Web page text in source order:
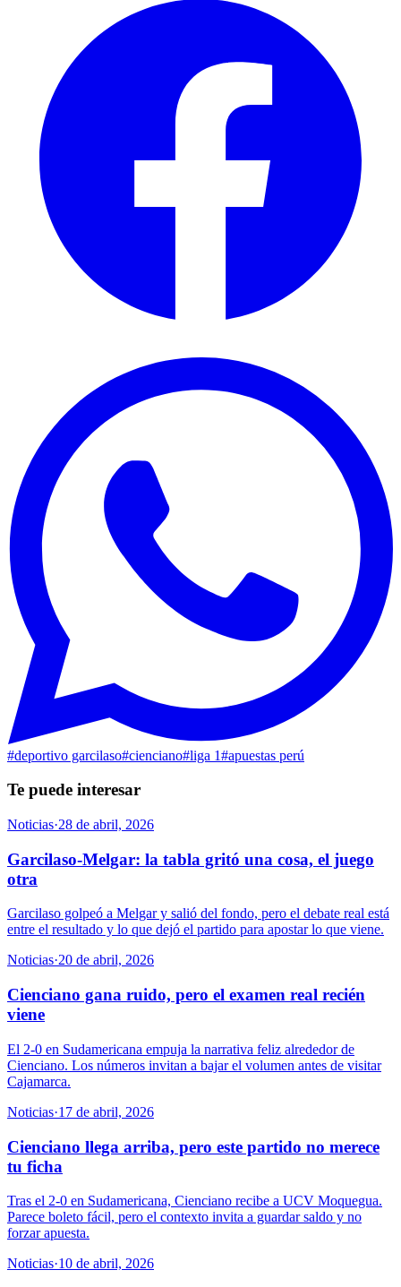
#deportivo garcilaso#cienciano#liga 1#apuestas perú
Te puede interesar
Noticias·28 de abril, 2026
Garcilaso-Melgar: la tabla gritó una cosa, el juego
otra
Garcilaso golpeó a Melgar y salió del fondo, pero el debate real está
entre el resultado y lo que dejó el partido para apostar lo que viene.
Noticias·20 de abril, 2026
Cienciano gana ruido, pero el examen real recién
viene
El 2-0 en Sudamericana empuja la narrativa feliz alrededor de
Cienciano. Los números invitan a bajar el volumen antes de visitar
Cajamarca.
Noticias·17 de abril, 2026
Cienciano llega arriba, pero este partido no merece
tu ficha
Tras el 2-0 en Sudamericana, Cienciano recibe a UCV Moquegua.
Parece boleto fácil, pero el contexto invita a guardar saldo y no
forzar apuesta.
Noticias·10 de abril, 2026